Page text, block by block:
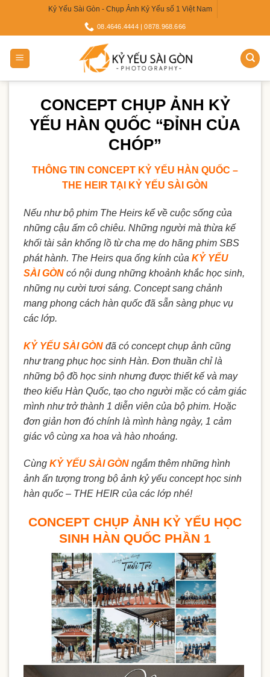
content
Kỷ Yếu Sài Gòn - Chụp Ảnh Kỷ Yếu số 1 Việt Nam
08.4646.4444 | 0878.968.666
CONCEPT CHỤP ẢNH KỶ
YẾU HÀN QUỐC “ĐỈNH CỦA
CHÓP”
THÔNG TIN CONCEPT KỶ YẾU HÀN QUỐC –
THE HEIR TẠI KỶ YẾU SÀI GÒN
Nếu như bộ phim The Heirs kể về cuộc sống của
những cậu ấm cô chiêu. Những người mà thừa kế
khối tài sản khổng lồ từ cha mẹ do hãng phim SBS
phát hành. The Heirs qua ống kính của KỶ YẾU
SÀI GÒN có nội dung những khoảnh khắc học sinh,
những nụ cười tươi sáng. Concept sang chảnh
mang phong cách hàn quốc đã sẵn sàng phục vụ
các lớp.
KỶ YẾU SÀI GÒN đã có concept chụp ảnh cũng
như trang phục học sinh Hàn. Đơn thuần chỉ là
những bộ đồ học sinh nhưng được thiết kế và may
theo kiểu Hàn Quốc, tạo cho người mặc có cảm giác
mình như trở thành 1 diễn viên của bộ phim. Hoặc
đơn giản hơn đó chính là mình hàng ngày, 1 cảm
giác vô cùng xa hoa và hào nhoáng.
Cùng KỶ YẾU SÀI GÒN ngắm thêm những hình
ảnh ấn tượng trong bộ ảnh kỷ yếu concept học sinh
hàn quốc – THE HEIR của các lớp nhé!
CONCEPT CHỤP ẢNH KỶ YẾU HỌC
SINH HÀN QUỐC PHẦN 1